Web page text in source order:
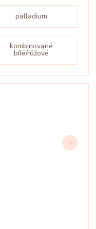
palladium
kombinované
bílé/růžové